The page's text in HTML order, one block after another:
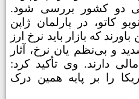
دو کشور بررسی شود.
کاتو، در پارلمان ژاپن
که بازار باید نرخ ارز
و بی‌نظم یان نرخ، آثار
دارند. وی تأکید کرد:
را بر پایه همین درک